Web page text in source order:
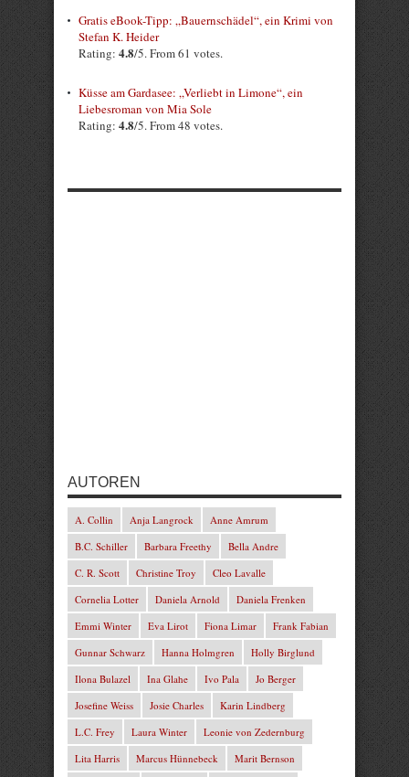
Gratis eBook-Tipp: „Bauernschädel“, ein Krimi von
Stefan K. Heider
Rating: 4.8/5. From 61 votes.
Küsse am Gardasee: „Verliebt in Limone“, ein
Liebesroman von Mia Sole
Rating: 4.8/5. From 48 votes.
AUTOREN
A. Collin Anja Langrock
Anne Amrum
B.C. Schiller
Barbara Freethy
Bella Andre
C. R. Scott
Christine Troy
Cleo Lavalle
Cornelia Lotter
Daniela Arnold
Daniela Frenken
Emmi Winter
Eva Lirot Fiona Limar
Frank Fabian
Gunnar Schwarz
Hanna Holmgren
Holly Birglund
Ilona Bulazel
Ina Glahe Ivo Pala
Jo Berger
Josefine Weiss
Josie Charles
Karin Lindberg
L.C. Frey
Laura Winter
Leonie von Zedernburg
Lita Harris
Marcus Hünnebeck Marit Bernson